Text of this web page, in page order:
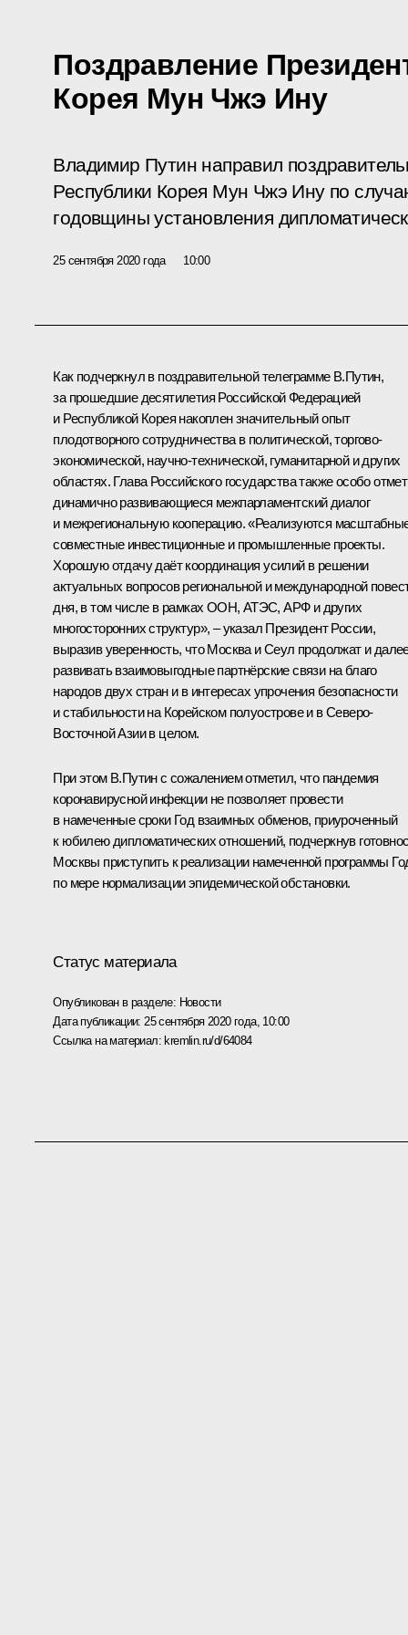
Поздравление
Корея Мун Чжэ Ину
Владимир Путин направил
Республики Корея Мун Чжэ Ину по
годовщины установления
25 сентября 2020 года 10:00
Как подчеркнул в поздравительной телеграмме В.Путин,
за прошедшие десятилетия Российской Федерацией
и Республикой Корея накоплен значительный опыт
плодотворного сотрудничества в политической, торгово-
экономической, научно-технической, гуманитарной и других
областях. Глава Российского государства также особо
динамично развивающиеся межпарламентский диалог
и межрегиональную кооперацию. «Реализуются
совместные инвестиционные и промышленные проекты.
Хорошую отдачу даёт координация усилий в решении
актуальных вопросов региональной и международной
дня, в том числе в рамках ООН, АТЭС, АРФ и других
многосторонних структур», – указал Президент России,
выразив уверенность, что Москва и Сеул продолжат и
развивать взаимовыгодные партнёрские связи на благо
народов двух стран и в интересах упрочения безопасности
и стабильности на Корейском полуострове и в Северо-
Восточной Азии в целом.
При этом В.Путин с сожалением отметил, что пандемия
коронавирусной инфекции не позволяет провести
в намеченные сроки Год взаимных обменов, приуроченный
к юбилею дипломатических отношений, подчеркнув
Москвы приступить к реализации намеченной программы
по мере нормализации эпидемической обстановки.
Статус материала
Опубликован в разделе: Новости
Дата публикации: 25 сентября 2020 года, 10:00
Ссылка на материал: kremlin.ru/d/64084